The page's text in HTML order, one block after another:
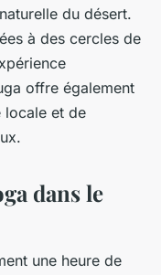
du désert.
à des cercles de
offre également
et de
dans le
une heure de